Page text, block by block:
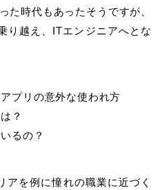
た時代もあったそうですが、
り越え、ITエンジニアへとな
プリの意外な使われ方
？
るの？
アを例に憧れの職業に近づく